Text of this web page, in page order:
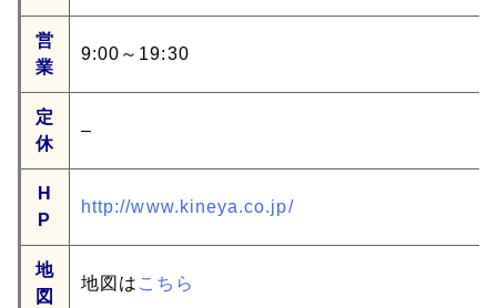
営
業
9:00～19:30
定
休
–
H
P
http://www.kineya.co.jp/
地
図
地図は こちら